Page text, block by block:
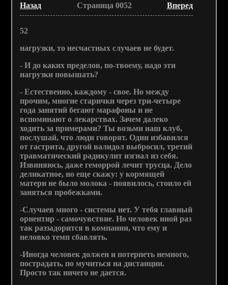
Назад Страница 0052 Вперед
52
нагрузки, то несчастных случаев не будет.
- И до каких пределов, по-твоему, надо эти
нагрузки повышать?
- Естественно, каждому - свое. Но между
прочим, многие старички через три-четыре
года занятий бегают марафоны и не
вспоминают о лекарствах. Зачем далеко
ходить за примерами? Ты возьми наш клуб,
послушай, что люди говорят. Один избавился
от гастрита, другой валидол выбросил, третий
травматический радикулит изгнал из себя.
Извиняюсь, даже геморрой лечит трусца. Дело
деликатное, но еще скажу: у кормящей
матери не было молока - появилось, стоило ей
заняться пробежками.
-Случаев много - системы нет. У тебя главный
ориентир - самочувствие. Но человек иной раз
так раззадорится в компании, что ему и
неловко темп сбавлять.
-Иногда человек должен и потерпеть немного,
пострадать, по мучиться на дистанции.
Просто так ничего не дается.